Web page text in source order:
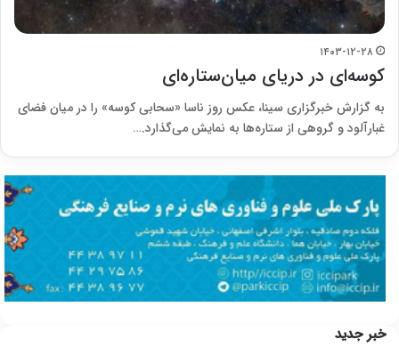
۱۴۰۳-۱۲-۲۸
کوسه‌ای در دریای میان‌ستاره‌ای
به گزارش خبرگزاری سینا، عکس روز ناسا «سحابی کوسه» را در میان فضای
غبارآلود و گروهی از ستاره‌ها به نمایش می‌گذارد.…
خبر جدید